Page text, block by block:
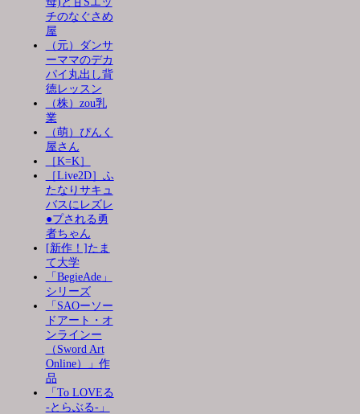
チのなぐさめ
屋
（元）ダンサ
ーママのデカ
パイ丸出し背
徳レッスン
（株）zou乳
業
（萌）ぴんく
屋さん
［K=K］
［Live2D］ふ
たなりサキュ
バスにレズレ
●プされる勇
者ちゃん
[新作！]たま
て大学
「BegieAde」
シリーズ
「SAOーソー
ドアート・オ
ンラインー
（Sword Art
Online）」作
品
「To LOVEる
-とらぶる-」